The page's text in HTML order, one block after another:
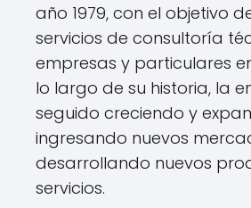
año 1979, con el objetivo
servicios de consultoría
empresas y particulares
lo largo de su historia, la
seguido creciendo y
ingresando nuevos
desarrollando nuevos
servicios.